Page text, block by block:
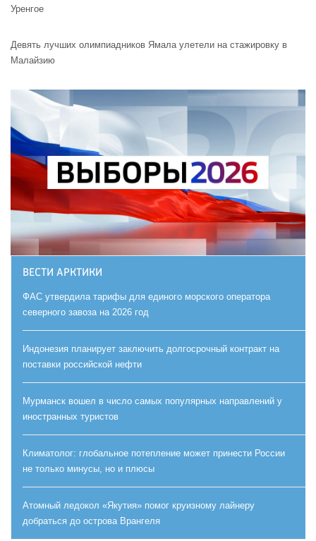
Уренгое
Девять лучших олимпиадников Ямала улетели на стажировку в
Малайзию
ВЕСТИ АРКТИКИ
ФАС утвердила тарифы для единого морского оператора
северного завоза на 2026 год
Индонезия планирует заключить долгосрочный контракт на
поставки российской нефти
Мурманск вошел в число самых популярных направлений у
иностранных туристов
Климатолог: глобальное потепление может принести России
не только минусы, но и плюсы
Атомный ледокол «Якутия» помог круизному лайнеру
добраться до острова Врангеля